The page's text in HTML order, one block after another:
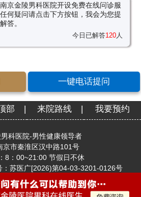
京金陵男科医院开设免费在线问诊服
何疑问请点击下方按钮，我会为您提
答。
今日已解答120人
一键电话提问
部 | 来院路线 | 我要预约
科医院-男性健康领导者
京市秦淮区汉中路101号
8：00~21:00 节假日不休
：苏医广[2026)第04-03-3201-0126号